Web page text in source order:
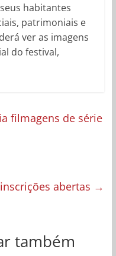
habitantes
patrimoniais e
ver as imagens
do festival,
filmagens de série
abertas →
também